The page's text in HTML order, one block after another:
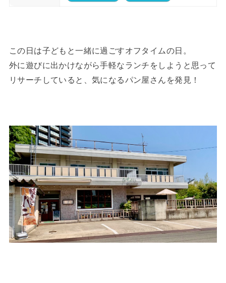
この日は子どもと一緒に過ごすオフタイムの日。
外に遊びに出かけながら手軽なランチをしようと思って
リサーチしていると、気になるパン屋さんを発見！